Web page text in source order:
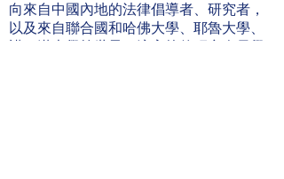
向來自中國內地的法律倡導者、研究者，
以及來自聯合國和哈佛大學、耶魯大學、
諾丁漢大學等世界一流高校的研究人員學